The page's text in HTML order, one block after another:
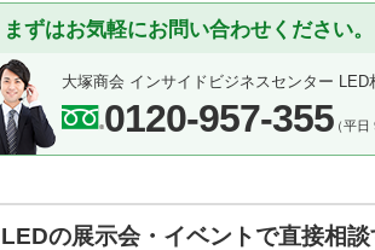
まずはお気軽にお問い合わせください。
大塚商会 インサイドビジネスセンター LED
0120-957-355（平日
LEDの展示会・イベントで直接相談